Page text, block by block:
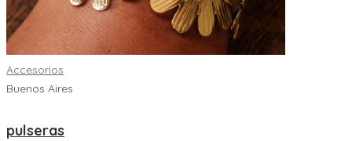
Accesorios
Buenos Aires
pulseras